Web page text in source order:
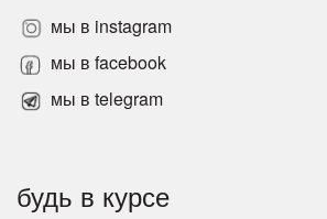
мы в instagram
мы в facebook
мы в telegram
будь в курсе